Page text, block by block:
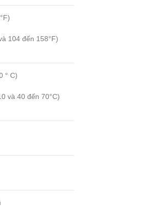
104 đến 158°F)
° C)
và 40 đến 70°C)